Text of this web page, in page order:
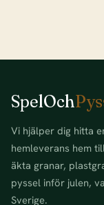
SpelOch
Vi hjälper dig hitta
hemleverans hem
äkta granar,
pyssel inför julen,
Sverige.